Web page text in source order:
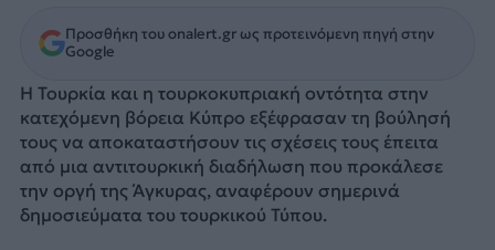
Προσθήκη του onalert.gr ως προτεινόμενη πηγή στην
Google
Η Τουρκία και η τουρκοκυπριακή οντότητα στην
κατεχόμενη βόρεια Κύπρο εξέφρασαν τη βούλησή
τους να αποκαταστήσουν τις σχέσεις τους έπειτα
από μια αντιτουρκική διαδήλωση που προκάλεσε
την οργή της Άγκυρας, αναφέρουν σημερινά
δημοσιεύματα του τουρκικού Τύπου.